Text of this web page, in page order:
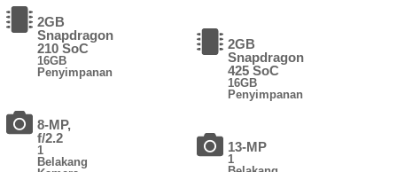
2GB
Snapdragon
210 SoC
16GB
Penyimpanan
8-MP,
f/2.2
1
Belakang
2GB
Snapdragon
425 SoC
16GB
Penyimpanan
13-MP
1